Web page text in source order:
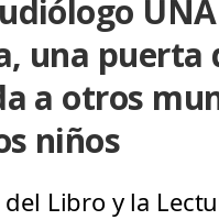
una puerta
a otros
niños
del Libro y la